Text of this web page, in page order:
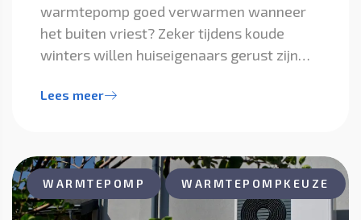
warmtepomp goed verwarmen wanneer
het buiten vriest? Zeker tijdens koude
winters willen huiseigenaars gerust zijn…
Lees meer
WARMTEPOMP WARMTEPOMPKEUZE